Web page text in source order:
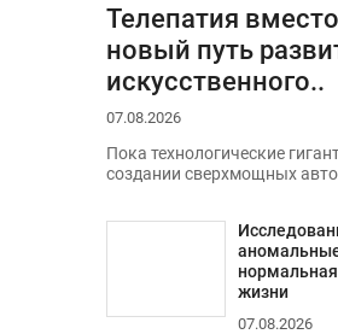
Телепатия
новый путь
искусственного..
07.08.2026
Пока технологические
создании сверхмощных
жизни
07.08.2026